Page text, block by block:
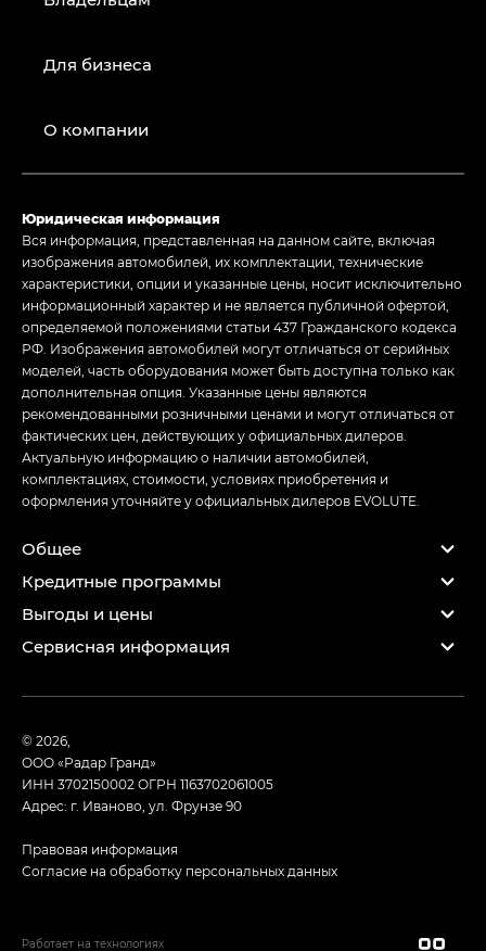
Для бизнеса
О компании
Юридическая информация
Вся информация, представленная на данном сайте, включая
изображения автомобилей, их комплектации, технические
характеристики, опции и указанные цены, носит исключительно
информационный характер и не является публичной офертой,
определяемой положениями статьи 437 Гражданского кодекса
РФ. Изображения автомобилей могут отличаться от серийных
моделей, часть оборудования может быть доступна только как
дополнительная опция. Указанные цены являются
рекомендованными розничными ценами и могут отличаться от
фактических цен, действующих у официальных дилеров.
Актуальную информацию о наличии автомобилей,
комплектациях, стоимости, условиях приобретения и
оформления уточняйте у официальных дилеров EVOLUTE.
Общее
Кредитные программы
Выгоды и цены
Сервисная информация
© 2026,
ООО «Радар Гранд»
ИНН 3702150002 ОГРН 1163702061005
Адрес: г. Иваново, ул. Фрунзе 90
Правовая информация
Согласие на обработку персональных данных
Работает на технологиях